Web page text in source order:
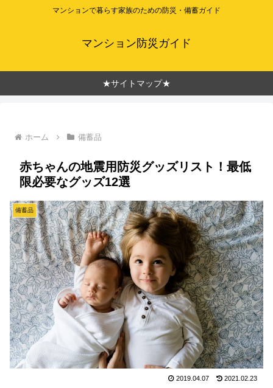
マンションで暮らす家族のための防災・備蓄ガイド
マンション防災ガイド
★サイトマップ★
ホーム 備蓄品
赤ちゃんの地震用防災グッズリスト！最低
限必要なグッズ12選
備蓄品
2019.04.07 2021.02.23